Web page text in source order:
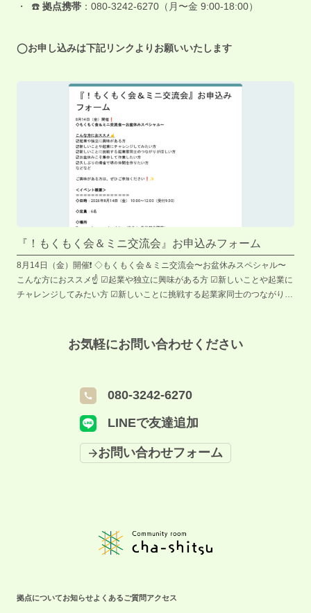
☎️ 拠点携帯 ：080-3242-6270（月〜金 9:00-18:00）
◯お申し込みは下記リンクよりお願いいたします
『！もくもく会＆ミニ交流会』お申込みフォーム
8月14日（金）開催❗️ ◇もくもく会＆ミニ交流会〜お盆休みスペシャル〜
こんな方におススメ☝️ ☑︎起業や独立に興味がある方 ☑︎新しいことや起業に
チャレンジしてみたい方 ☑︎新しいことに挑戦する起業家同士のつながりが
ベント概要＞ ＝＝＝＝＝＝＝＝＝＝＝＝＝＝ ◇日時：2026年8月14日
（金） 10:00～12:00（受付9:30） ◇定員：6名 ◇場所 Community room
高野線・中百舌鳥駅から徒歩4分です👣 ◇参加費：無料 ◇備考 イベントの
ざいます。 ＝＝＝＝＝＝＝＝＝＝＝＝＝＝ イベントに関してのお問い合
お気軽にお問い合わせください
080-3242-6270
LINEで友達追加
お問い合わせフォーム
拠点についてお知らせよくあるご質問アクセス